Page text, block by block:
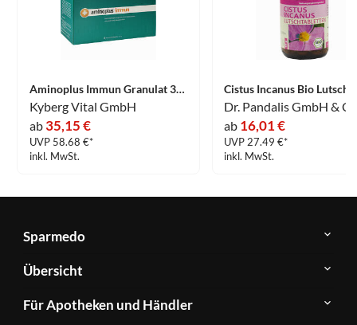
Aminoplus Immun Granulat 30 Stück
Kyberg Vital GmbH
ab 35,15 €
UVP 58.68 €*
inkl. MwSt.
ab 16,01 €
UVP 27.49 €*
inkl. MwSt.
Sparmedo
Über
Sparmedo
FAQ
Übersicht
Herstellerverzeichnis
Für Apotheken und Händler